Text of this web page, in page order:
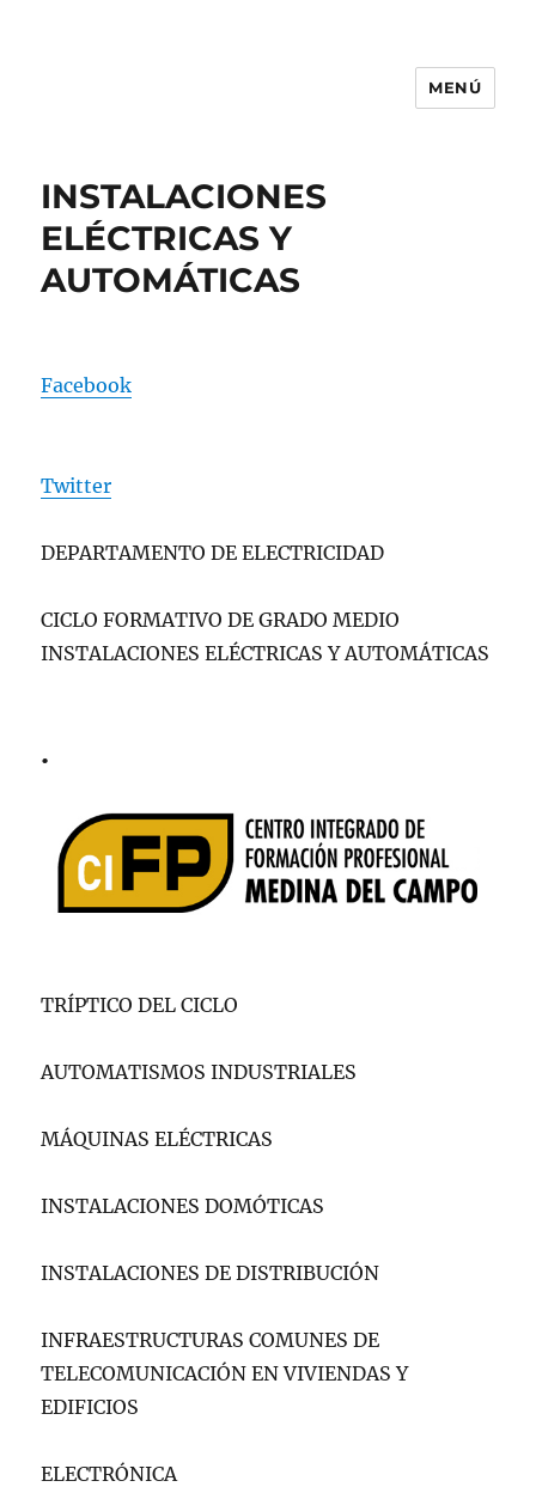
CIFP MEDINA DEL CAMPO
MENÚ
INSTALACIONES
ELÉCTRICAS Y
AUTOMÁTICAS
Facebook
Twitter
DEPARTAMENTO DE ELECTRICIDAD
CICLO FORMATIVO DE GRADO MEDIO
INSTALACIONES ELÉCTRICAS Y AUTOMÁTICAS
.
TRÍPTICO DEL CICLO
AUTOMATISMOS INDUSTRIALES
MÁQUINAS ELÉCTRICAS
INSTALACIONES DOMÓTICAS
INSTALACIONES DE DISTRIBUCIÓN
INFRAESTRUCTURAS COMUNES DE
TELECOMUNICACIÓN EN VIVIENDAS Y
EDIFICIOS
ELECTRÓNICA